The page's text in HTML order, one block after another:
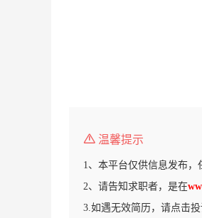
温馨提示
1、本平台仅供信息发布，
2、请告知求职者，是在
3.如遇无效简历，请点击